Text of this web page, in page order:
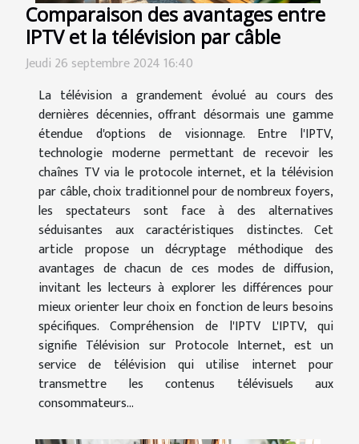
Comparaison des avantages entre
IPTV et la télévision par câble
Jeudi 26 septembre 2024 16:40
La télévision a grandement évolué au cours des
dernières décennies, offrant désormais une gamme
étendue d'options de visionnage. Entre l'IPTV,
technologie moderne permettant de recevoir les
chaînes TV via le protocole internet, et la télévision
par câble, choix traditionnel pour de nombreux foyers,
les spectateurs sont face à des alternatives
séduisantes aux caractéristiques distinctes. Cet
article propose un décryptage méthodique des
avantages de chacun de ces modes de diffusion,
invitant les lecteurs à explorer les différences pour
mieux orienter leur choix en fonction de leurs besoins
spécifiques. Compréhension de l'IPTV L'IPTV, qui
signifie Télévision sur Protocole Internet, est un
service de télévision qui utilise internet pour
transmettre les contenus télévisuels aux
consommateurs...